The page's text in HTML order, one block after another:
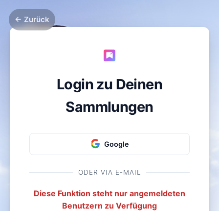
← Zurück
Login zu Deinen
Sammlungen
Google
ODER VIA E-MAIL
Diese Funktion steht nur angemeldeten
Benutzern zu Verfügung